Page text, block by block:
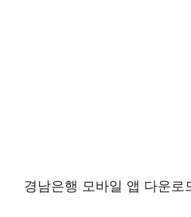
경남은행 모바일 앱 다운로